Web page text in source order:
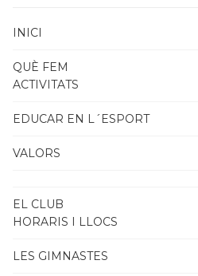
INICI
QUÈ FEM
ACTIVITATS
EDUCAR EN L´ESPORT
VALORS
EL CLUB
HORARIS I LLOCS
LES GIMNASTES